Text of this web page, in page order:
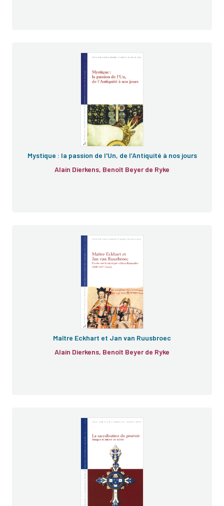
Mystique : la passion de l'Un, de l’Antiquité à nos jours
Alain Dierkens, Benoît Beyer de Ryke
Maître Eckhart et Jan van Ruusbroec
Alain Dierkens, Benoît Beyer de Ryke
Le pouvoir et le sacré